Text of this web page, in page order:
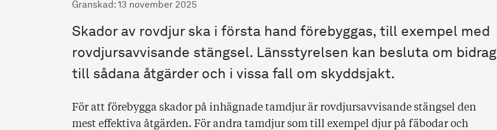
Granskad : 13 november 2025
Skador av rovdjur ska i första hand förebyggas, till exempel med
rovdjursavvisande stängsel. Länsstyrelsen kan besluta om bidrag
till sådana åtgärder och i vissa fall om skyddsjakt.
För att förebygga skador på inhägnade tamdjur är rovdjursavvisande stängsel den
mest effektiva åtgärden. För andra tamdjur som till exempel djur på fäbodar och